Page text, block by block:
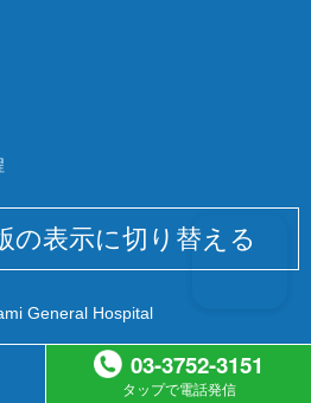
の表示に切り替える
General Hospital
03-3752-3151
タップで電話発信